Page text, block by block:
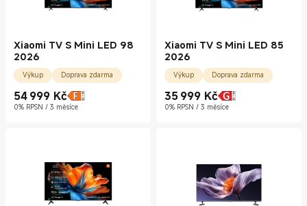
Xiaomi TV S Mini LED 98
2026
Výkup Doprava zdarma
54 999 Kč
Current Price Kč54999.00
0% RPSN / 3 měsíce
Xiaomi TV S Mini LED 85
2026
Výkup Doprava zdarma
35 999 Kč
Current Price Kč35999.00
0% RPSN / 3 měsíce